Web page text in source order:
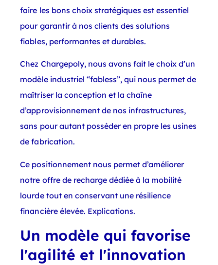
faire les bons choix stratégiques est essentiel
pour garantir à nos clients des solutions
fiables, performantes et durables.
Chez Chargepoly, nous avons fait le choix d’un
modèle industriel “fabless”, qui nous permet de
maîtriser la conception et la chaîne
d’approvisionnement de nos infrastructures,
sans pour autant posséder en propre les usines
de fabrication.
Ce positionnement nous permet d’améliorer
notre offre de recharge dédiée à la mobilité
lourde tout en conservant une résilience
financière élevée. Explications.
Un modèle qui favorise
l'agilité et l'innovation